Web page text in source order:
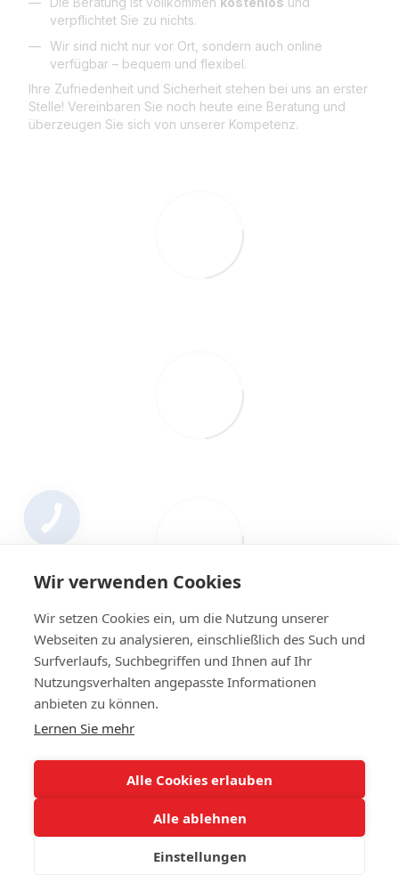
verpflichtet Sie zu nichts.
Wir sind nicht nur vor Ort, sondern auch online
verfügbar – bequem und flexibel.
Ihre Zufriedenheit und Sicherheit stehen bei uns an erster
Stelle! Vereinbaren Sie noch heute eine Beratung und
überzeugen Sie sich von unserer Kompetenz.
+4314420014
© 2023 IHR Autoglas. Ihr Experte für Autoglas
Wir verwenden Cookies
Wir setzen Cookies ein, um die Nutzung unserer
Webseiten zu analysieren, einschließlich des Such und
Surfverlaufs, Suchbegriffen und Ihnen auf Ihr
Nutzungsverhalten angepasste Informationen
anbieten zu können.
Lernen Sie mehr
Alle Cookies erlauben
Alle ablehnen
Einstellungen